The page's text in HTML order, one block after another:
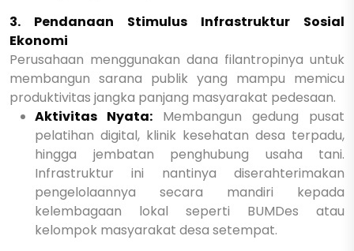
3. Pendanaan Stimulus Infrastruktur Sosial
Ekonomi
Perusahaan menggunakan dana filantropinya untuk
membangun sarana publik yang mampu memicu
produktivitas jangka panjang masyarakat pedesaan.
Aktivitas Nyata: Membangun gedung pusat
pelatihan digital, klinik kesehatan desa terpadu,
hingga jembatan penghubung usaha tani.
Infrastruktur ini nantinya diserahterimakan
pengelolaannya secara mandiri kepada
kelembagaan lokal seperti BUMDes atau
kelompok masyarakat desa setempat.